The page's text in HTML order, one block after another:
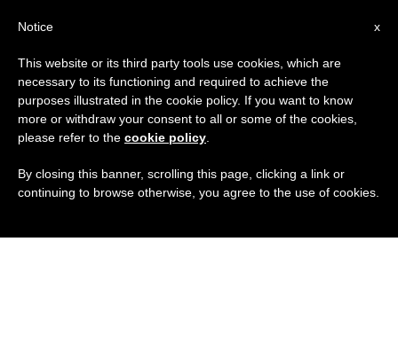
x
Notice
This website or its third party tools use cookies, which are
necessary to its functioning and required to achieve the
purposes illustrated in the cookie policy. If you want to know
more or withdraw your consent to all or some of the cookies,
please refer to the cookie policy
By closing this banner, scrolling this page, clicking a link or
continuing to browse otherwise, you agree to the use of cookies.